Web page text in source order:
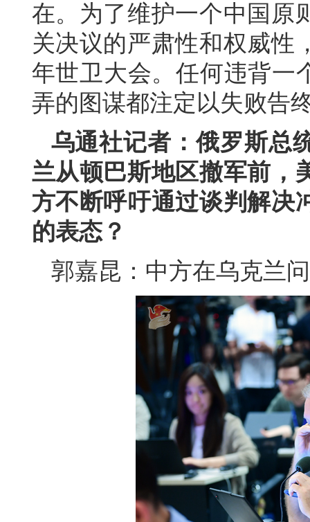
在。为了维护一个中国原
关决议的严肃性和权威性
年世卫大会。任何违背一
弄的图谋都注定以失败告
乌通社记者：俄罗斯总
兰从顿巴斯地区撤军前，
方不断呼吁通过谈判解决
的表态？
郭嘉昆：中方在乌克兰